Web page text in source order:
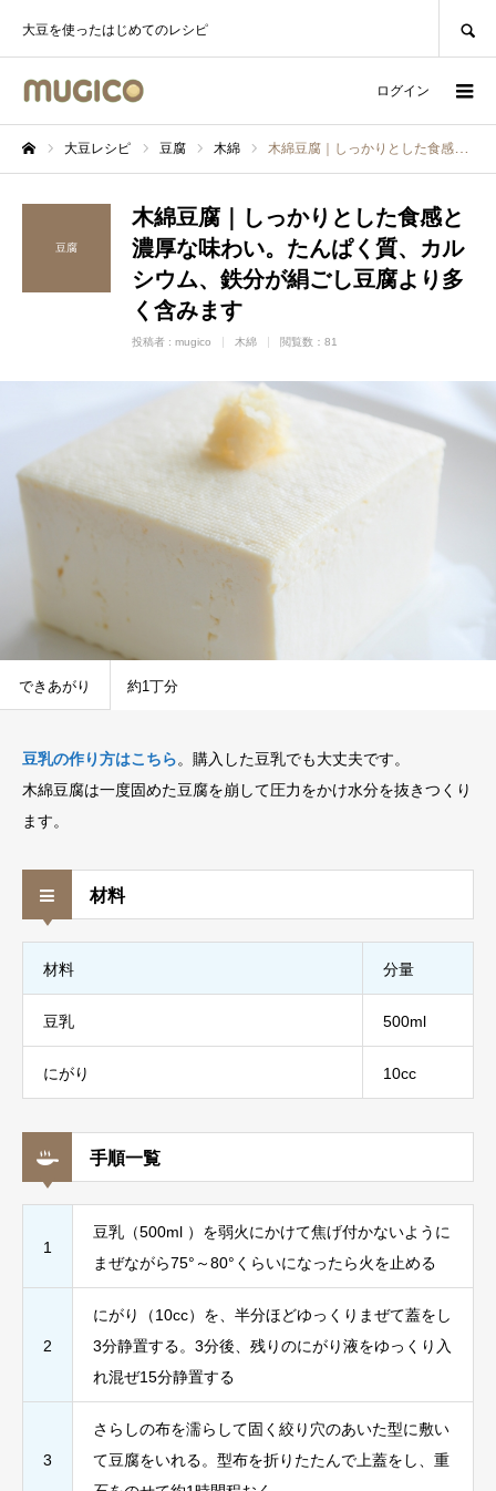
大豆を使ったはじめてのレシピ
ログイン
大豆レシピ 豆腐 木綿 木綿豆腐｜しっかりとした食感と濃厚な味わい。たんぱく質、カルシウム、鉄分が絹ごし豆腐より多く含みます
豆腐
木綿豆腐｜しっかりとした食感と
濃厚な味わい。たんぱく質、カル
シウム、鉄分が絹ごし豆腐より多
く含みます
投稿者 : mugico 木綿 閲覧数：81
できあがり 約1丁分
豆乳の作り方はこちら。購入した豆乳でも大丈夫です。
木綿豆腐は一度固めた豆腐を崩して圧力をかけ水分を抜きつくり
ます。
材料
材料 分量
豆乳 500ml
にがり 10cc
手順一覧
1
豆乳（500ml ）を弱火にかけて焦げ付かないように
まぜながら75°～80°くらいになったら火を止める
2
にがり（10cc）を、半分ほどゆっくりまぜて蓋をし
3分静置する。3分後、残りのにがり液をゆっくり入
れ混ぜ15分静置する
3
さらしの布を濡らして固く絞り穴のあいた型に敷い
て豆腐をいれる。型布を折りたたんで上蓋をし、重